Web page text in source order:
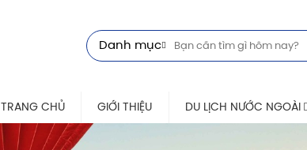
Danh mục
TRANG CHỦ GIỚI THIỆU DU LỊCH NƯỚC NGOÀI